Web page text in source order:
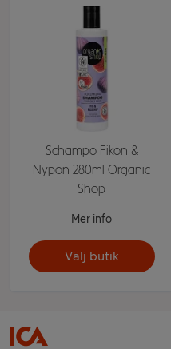
Schampo Fikon &
Nypon 280ml Organic
Shop
Mer info
Välj butik